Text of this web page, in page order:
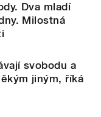
Dva mladí
Milostná
svobodu a
jiným, říká